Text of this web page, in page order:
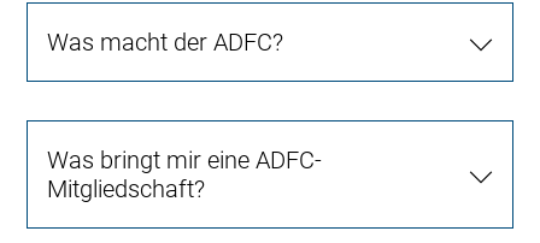
Was macht der ADFC?
Was bringt mir eine ADFC-
Mitgliedschaft?